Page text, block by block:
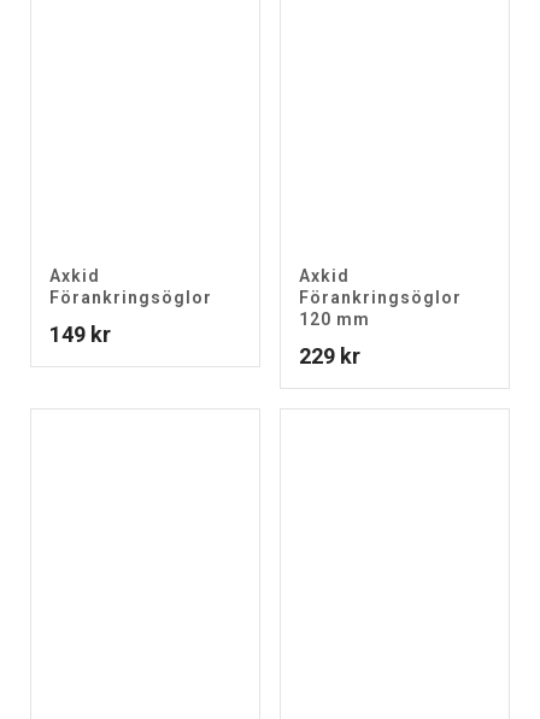
Axkid
Förankringsöglor
149 kr
Axkid
Förankringsöglor
120 mm
229 kr